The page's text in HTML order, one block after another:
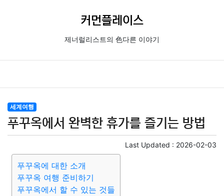
커먼플레이스
제너럴리스트의 色다른 이야기
세계여행
푸꾸옥에서 완벽한 휴가를 즐기는 방법
Last Updated : 2026-02-03
푸꾸옥에 대한 소개
푸꾸옥 여행 준비하기
푸꾸옥에서 할 수 있는 것들